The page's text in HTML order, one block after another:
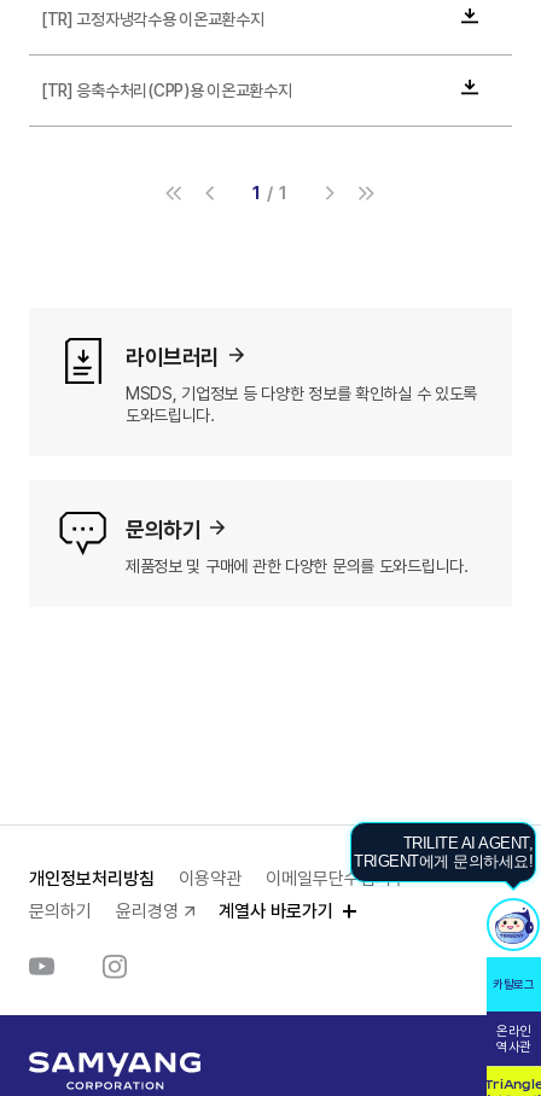
[TR] 고정자냉각수용 이온교환수지
[TR] 응축수처리(CPP)용 이온교환수지
1 1
라이브러리
MSDS, 기업정보 등 다양한 정보를확인하실 수 있도록
도와드립니다.
문의하기
제품정보 및 구매에 관한 다양한 문의를 도와드립니다.
개인정보처리방침 이용약관
이메일무단수집거부
문의하기
윤리경영 계열사 바로가기
TRILITE AI AGENT,
TRIGENT에게 문의하세요!
카탈로그
온라인
역사관